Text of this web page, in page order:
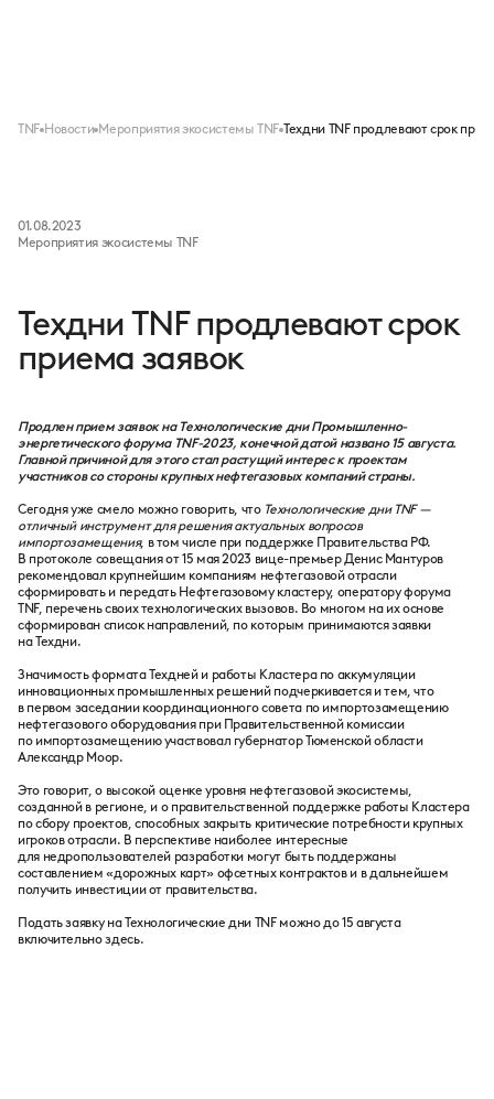
TNF Новости Мероприятия экосистемы TNF Техдни TNF продлевают срок
01.08.2023
Мероприятия экосистемы TNF
Техдни TNF продлевают срок
приема заявок
Продлен прием заявок на Технологические дни Промышленно-
энергетического форума TNF-2023, конечной датой названо 15 августа.
Главной причиной для этого стал растущий интерес к проектам
участников со стороны крупных нефтегазовых компаний страны.
Сегодня уже смело можно говорить, что Технологические дни TNF —
отличный инструмент для решения актуальных вопросов
импортозамещения, в том числе при поддержке Правительства РФ.
В протоколе совещания от 15 мая 2023 вице-премьер Денис Мантуров
рекомендовал крупнейшим компаниям нефтегазовой отрасли
сформировать и передать Нефтегазовому кластеру, оператору форума
TNF, перечень своих технологических вызовов. Во многом на их основе
сформирован список направлений, по которым принимаются заявки
на Техдни.
Значимость формата Техдней и работы Кластера по аккумуляции
инновационных промышленных решений подчеркивается и тем, что
в первом заседании координационного совета по импортозамещению
нефтегазового оборудования при Правительственной комиссии
по импортозамещению участвовал губернатор Тюменской области
Александр Моор.
Это говорит, о высокой оценке уровня нефтегазовой экосистемы,
созданной в регионе, и о правительственной поддержке работы Кластера
по сбору проектов, способных закрыть критические потребности крупных
игроков отрасли. В перспективе наиболее интересные
для недропользователей разработки могут быть поддержаны
составлением «дорожных карт» офсетных контрактов и в дальнейшем
получить инвестиции от правительства.
Подать заявку на Технологические дни TNF можно до 15 августа
включительно здесь.